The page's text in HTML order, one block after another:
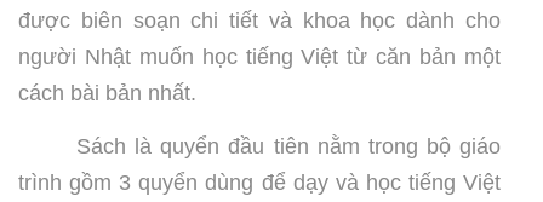
được biên soạn chi tiết và khoa học dành cho
người Nhật muốn học tiếng Việt từ căn bản một
cách bài bản nhất.
Sách là quyển đầu tiên nằm trong bộ giáo
trình gồm 3 quyển dùng để dạy và học tiếng Việt